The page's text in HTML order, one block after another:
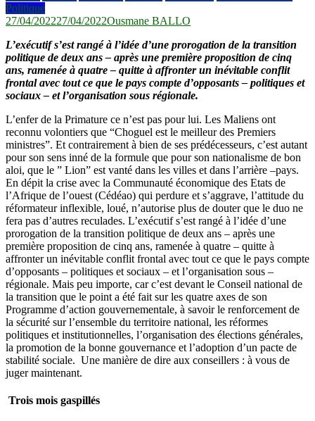
Politique
27/04/202227/04/2022Ousmane BALLO
L’exécutif s’est rangé à l’idée d’une prorogation de la transition
politique de deux ans – après une première proposition de cinq
ans, ramenée à quatre – quitte à affronter un inévitable conflit
frontal avec tout ce que le pays compte d’opposants – politiques et
sociaux – et l’organisation sous régionale.
L’enfer de la Primature ce n’est pas pour lui. Les Maliens ont
reconnu volontiers que “Choguel est le meilleur des Premiers
ministres”. Et contrairement à bien de ses prédécesseurs, c’est autant
pour son sens inné de la formule que pour son nationalisme de bon
aloi, que le ” Lion” est vanté dans les villes et dans l’arrière –pays.
En dépit la crise avec la Communauté économique des Etats de
l’Afrique de l’ouest (Cédéao) qui perdure et s’aggrave, l’attitude du
réformateur inflexible, loué, n’autorise plus de douter que le duo ne
fera pas d’autres reculades. L’exécutif s’est rangé à l’idée d’une
prorogation de la transition politique de deux ans – après une
première proposition de cinq ans, ramenée à quatre – quitte à
affronter un inévitable conflit frontal avec tout ce que le pays compte
d’opposants – politiques et sociaux – et l’organisation sous –
régionale. Mais peu importe, car c’est devant le Conseil national de
la transition que le point a été fait sur les quatre axes de son
Programme d’action gouvernementale, à savoir le renforcement de
la sécurité sur l’ensemble du territoire national, les réformes
politiques et institutionnelles, l’organisation des élections générales,
la promotion de la bonne gouvernance et l’adoption d’un pacte de
stabilité sociale. Une manière de dire aux conseillers : à vous de
juger maintenant.
Trois mois gaspillés